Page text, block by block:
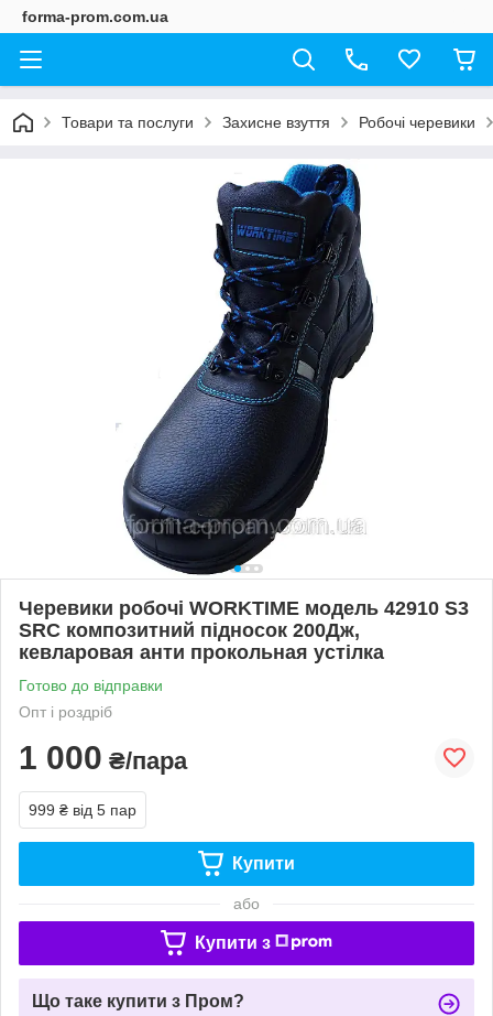
forma-prom.com.ua
Товари та послуги Захисне взуття Робочі черевики
Черевики робочі WORKTIME модель 42910 S3
SRC композитний підносок 200Дж,
кевларовая анти прокольная устілка
Готово до відправки
Опт і роздріб
1 000 ₴/пара
999 ₴ від 5 пар
Купити
або
Купити з
Що таке купити з Пром?